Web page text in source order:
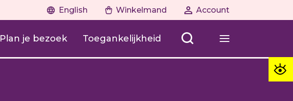
English Winkelmand Account
Plan je bezoek Toegankelijkheid